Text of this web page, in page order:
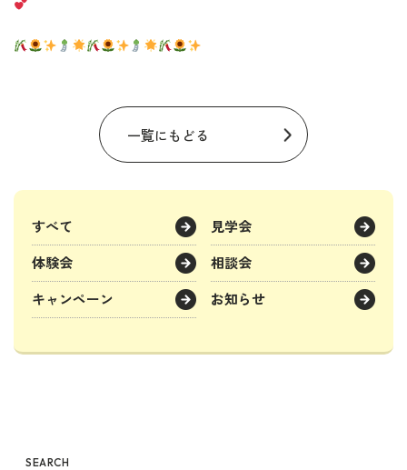
すべて
見学会
体験会
相談会
キャンペーン
お知らせ
一覧にもどる
SEARCH